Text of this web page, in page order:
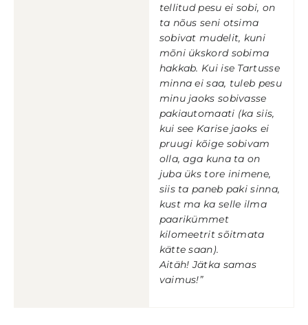
tellitud pesu ei sobi, on
ta nõus seni otsima
sobivat mudelit, kuni
mõni ükskord sobima
hakkab. Kui ise Tartusse
minna ei saa, tuleb pesu
minu jaoks sobivasse
pakiautomaati (ka siis,
kui see Karise jaoks ei
pruugi kõige sobivam
olla, aga kuna ta on
juba üks tore inimene,
siis ta paneb paki sinna,
kust ma ka selle ilma
paarikümmet
kilomeetrit sõitmata
kätte saan).
Aitäh! Jätka samas
vaimus!”